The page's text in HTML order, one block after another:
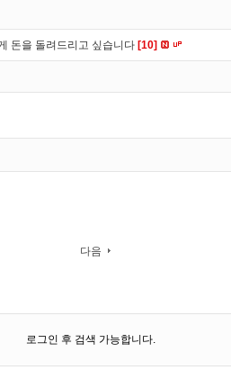
돈을 돌려드리고 싶습니다 [10]
다음
로그인 후 검색 가능합니다.